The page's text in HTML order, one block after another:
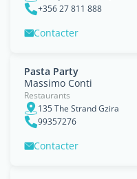
+356 27 811 888
Contacter
Pasta Party
Massimo Conti
Restaurants
135 The Strand Gzira
99357276
Contacter